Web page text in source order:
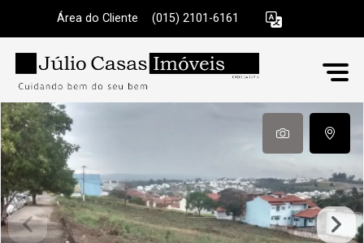
Área do Cliente (015) 2101-6161